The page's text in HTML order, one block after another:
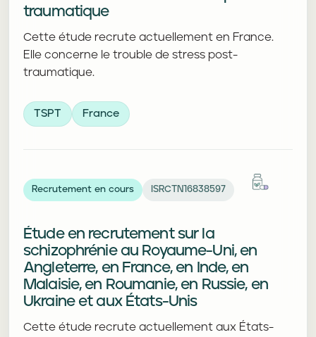
traumatique
Cette étude recrute actuellement en France.
Elle concerne le trouble de stress post-
traumatique.
TSPT France
Recrutement en cours ISRCTN16838597
Étude en recrutement sur la
schizophrénie au Royaume-Uni, en
Angleterre, en France, en Inde, en
Malaisie, en Roumanie, en Russie, en
Ukraine et aux États-Unis
Cette étude recrute actuellement aux États-